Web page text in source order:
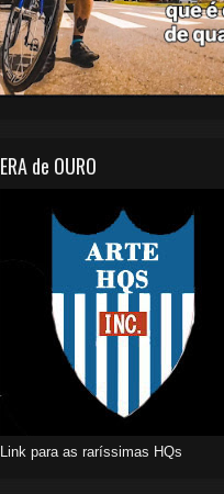
ERA de OURO
Link para as raríssimas HQs